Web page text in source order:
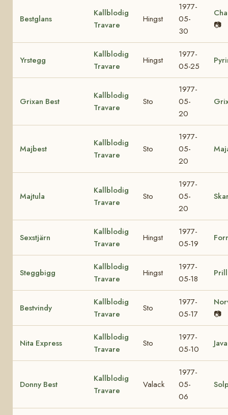
Bestglans
Kallblodig
Travare
Hingst
1977-
05-
30
📷
Yrstegg
Kallblodig
Travare
Hingst
1977-
05-25
Grixan Best
Kallblodig
Travare
Sto
1977-
05-
20
Majbest
Kallblodig
Travare
Sto
1977-
05-
20
Majtula
Kallblodig
Travare
Sto
1977-
05-
20
Sexstjärn
Kallblodig
Travare
Hingst
1977-
05-19
Steggbigg
Kallblodig
Travare
Hingst
1977-
05-18
Bestvindy
Kallblodig
Travare
Sto
1977-
05-17
📷
Nita Express
Kallblodig
Travare
Sto
1977-
05-10
Donny Best
Kallblodig
Travare
Valack
1977-
05-
06